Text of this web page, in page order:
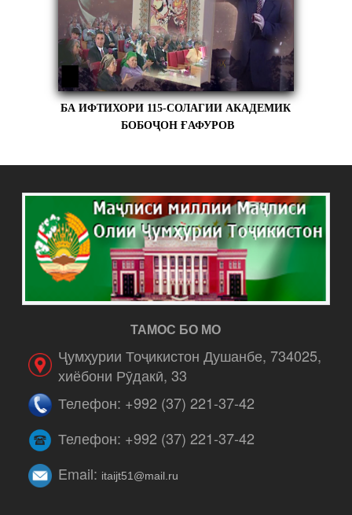
БА ИФТИХОРИ 115-СОЛАГИИ АКАДЕМИК
БОБОҶОН ҒАФУРОВ
ТАМОС БО МО
Ҷумҳурии Тоҷикистон Душанбе, 734025,
хиёбони Рӯдакӣ, 33
Телефон: +992 (37) 221-37-42
Телефон: +992 (37) 221-37-42
Email: itaijt51@mail.ru